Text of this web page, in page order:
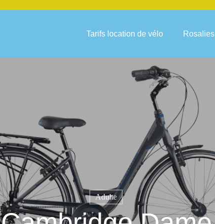
Tarifs location de vélo Rosalies
Adulte